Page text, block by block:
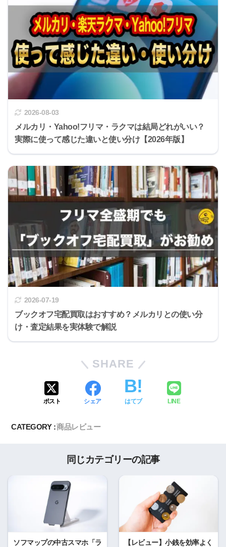
2026-08-03
メルカリ・Yahoo!フリマ・ラクマは結局どれがいい？
実際に使って感じた違いと使い分け【2026年版】
2026-07-19
ブックオフ宅配買取はおすすめ？メルカリとの使い分
け・査定結果を実体験で解説
SHARE
ポスト シェア はてブ LINE
CATEGORY :商品レビュー
同じカテゴリーの記事
ソフマップの中古スマホ「ラ 【レビュー】小銭を効率よく